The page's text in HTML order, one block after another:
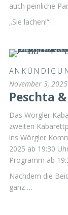
auch peinliche
„Sie lachen!“ …
November 3, 2025
Peschta
Das Wörgler
zweiten
ins Wörgler
2025 ab 19:30
Programm ab
Nachdem die
ganz …